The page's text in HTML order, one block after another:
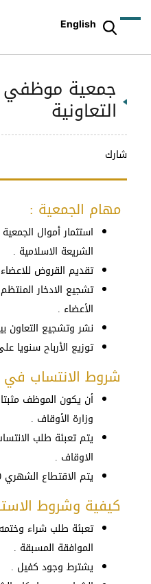
English
جمعية موظفي
التعاونية
شارك
مهام الجمعية :
استثمار أموال
الشريعة الاسلامية .
تقديم القروض
تشجيع الادخار
الأعضاء .
نشر وتشجيع التعاون
توزيع الأرباح سنويا
شروط الانتساب في
أن يكون الموظف
وزارة الأوقاف .
يتم تعبئة طلب
الاوقاف .
يتم الاقتطاع الشهري 10 دنانير كحد ادنى .
كيفية وشروط
تعبئة طلب شراء
الموافقة المسبقة .
يشترط وجود كفيل .